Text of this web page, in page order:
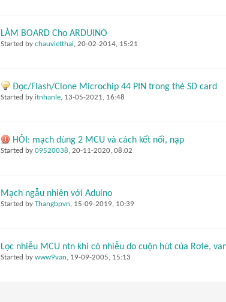
LÀM BOARD Cho ARDUINO
Started by chauvietthai, 20-02-2014, 15:21
Đọc/Flash/Clone Microchip 44 PIN trong thẻ SD card
Started by itnhanle, 13-05-2021, 16:48
HỎI: mạch dùng 2 MCU và cách kết nối, nạp
Started by 09520038, 20-11-2020, 08:02
Mạch ngẫu nhiên với Aduino
Started by Thangbpvn, 15-09-2019, 10:39
Lọc nhiễu MCU ntn khi có nhiễu do cuộn hút của Rơle,
Started by www9van, 19-09-2005, 15:13